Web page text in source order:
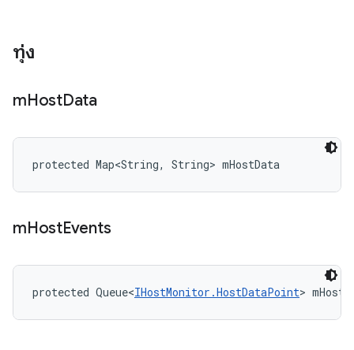
ทุ่ง
mHostData
protected Map<String, String> mHostData
mHostEvents
protected Queue<IHostMonitor.HostDataPoint>